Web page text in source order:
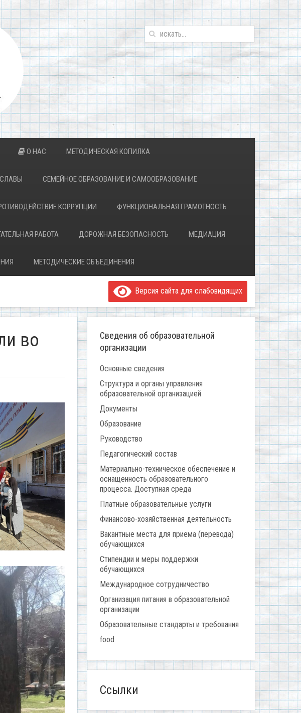
О НАС МЕТОДИЧЕСКАЯ КОПИЛКА
СЕМЕЙНОЕ ОБРАЗОВАНИЕ И САМООБРАЗОВАНИЕ
КОРРУПЦИИ ФУНКЦИОНАЛЬНАЯ ГРАМОТНОСТЬ
РАБОТА ДОРОЖНАЯ БЕЗОПАСНОСТЬ МЕДИАЦИЯ
МЕТОДИЧЕСКИЕ ОБЪЕДИНЕНИЯ
Версия сайта для слабовидящих
во
Сведения об образовательной
организации
Основные сведения
Структура и органы управления
образовательной организацией
Документы
Образование
Руководство
Педагогический состав
Материально-техническое обеспечение и
оснащенность образовательного
процесса. Доступная среда
Платные образовательные услуги
Финансово-хозяйственная деятельность
Вакантные места для приема (перевода)
обучающихся
Стипендии и меры поддержки
обучающихся
Международное сотрудничество
Организация питания в образовательной
организации
Образовательные стандарты и требования
food
Ссылки